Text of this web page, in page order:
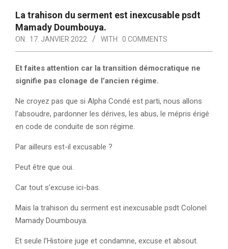
La trahison du serment est inexcusable psdt
Mamady Doumbouya.
ON: 17. JANVIER 2022 WITH: 0 COMMENTS
Et faites attention car la transition démocratique ne
signifie pas clonage de l’ancien régime.
Ne croyez pas que si Alpha Condé est parti, nous allons
l’absoudre, pardonner les dérives, les abus, le mépris érigé
en code de conduite de son régime.
Par ailleurs est-il excusable ?
Peut être que oui.
Car tout s’excuse ici-bas.
Mais la trahison du serment est inexcusable psdt Colonel
Mamady Doumbouya.
Et seule l’Histoire juge et condamne, excuse et absout.